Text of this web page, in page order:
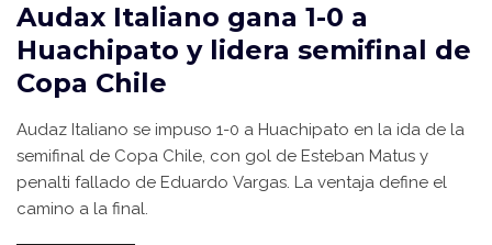
Audax Italiano gana 1-0 a
Huachipato y lidera semifinal de
Copa Chile
Audaz Italiano se impuso 1-0 a Huachipato en la ida de la
semifinal de Copa Chile, con gol de Esteban Matus y
penalti fallado de Eduardo Vargas. La ventaja define el
camino a la final.